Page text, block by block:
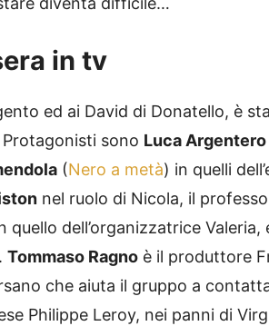
in tv
ed ai David di Donatello, è
Protagonisti sono Luca Argentero
(Nero a metà) in quelli
nel ruolo di Nicola, il
quello dell’organizzatrice Valeria,
Tommaso Ragno è il produttore
che aiuta il gruppo a
Philippe Leroy, nei panni di